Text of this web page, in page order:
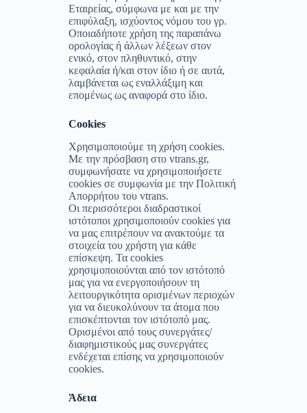
Εταιρείας, σύμφωνα με και με την
επιφύλαξη, ισχύοντος νόμου του γρ.
Οποιαδήποτε χρήση της παραπάνω
ορολογίας ή άλλων λέξεων στον
ενικό, στον πληθυντικό, στην
κεφαλαία ή/και στον ίδιο ή σε αυτά,
λαμβάνεται ως εναλλάξιμη και
επομένως ως αναφορά στο ίδιο.
Cookies
Χρησιμοποιούμε τη χρήση cookies.
Με την πρόσβαση στο vtrans.gr,
συμφωνήσατε να χρησιμοποιήσετε
cookies σε συμφωνία με την Πολιτική
Απορρήτου του vtrans.
Οι περισσότεροι διαδραστικοί
ιστότοποι χρησιμοποιούν cookies για
να μας επιτρέπουν να ανακτούμε τα
στοιχεία του χρήστη για κάθε
επίσκεψη. Τα cookies
χρησιμοποιούνται από τον ιστότοπό
μας για να ενεργοποιήσουν τη
λειτουργικότητα ορισμένων περιοχών
για να διευκολύνουν τα άτομα που
επισκέπτονται τον ιστότοπό μας.
Ορισμένοι από τους συνεργάτες/
διαφημιστικούς μας συνεργάτες
ενδέχεται επίσης να χρησιμοποιούν
cookies.
Άδεια